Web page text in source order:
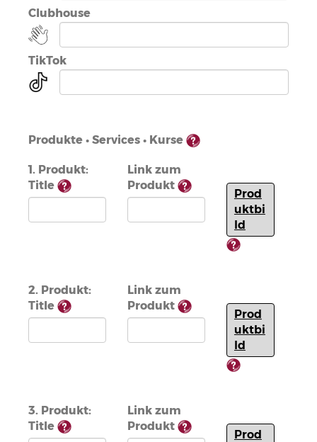
Clubhouse
TikTok
Produkte • Services • Kurse
1. Produkt:
Title
Link zum
Produkt
Prod
uktbi
ld
2. Produkt:
Title
Link zum
Produkt
Prod
uktbi
ld
3. Produkt:
Title
Link zum
Produkt
Prod